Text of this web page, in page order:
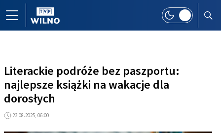
Literackie podróże bez paszportu:
najlepsze książki na wakacje dla
dorosłych
23.08.2025, 06:00